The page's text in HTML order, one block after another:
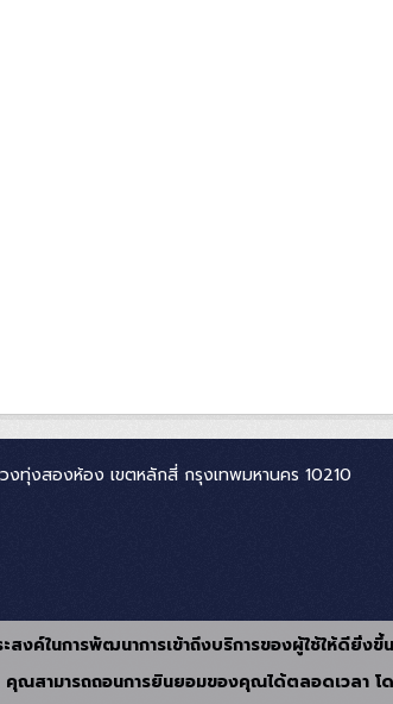
ทุ่งสองห้อง เขตหลักสี่ กรุงเทพมหานคร 10210
สงค์ในการพัฒนาการเข้าถึงบริการของผู้ใช้ให้ดียิ่
คุณสามารถถอนการยินยอมของคุณได้ตลอดเวลา โ